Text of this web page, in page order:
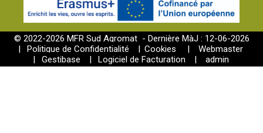
© 2022-2026 MFR Sud Agromat - Dernière MàJ : 12-06-2026
|
Politique de Confidentialité | Cookies |
Webmaster
|
Gestibase | Logiciel de Facturation | admin